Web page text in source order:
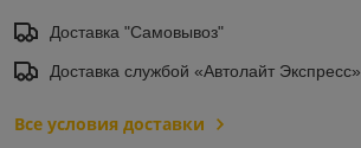
Доставка "Самовывоз"
Доставка службой «Автолайт Экспресс»
Все условия доставки